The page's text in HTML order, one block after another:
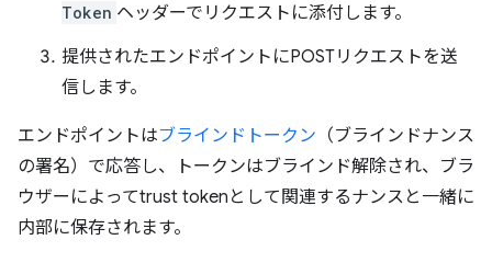
Token ヘッダーでリクエストに添付します。
提供されたエンドポイントにPOSTリクエストを送
信します。
エンドポイントはブラインドトークン （ブラインドナンス
の署名）で応答し、トークンはブラインド解除され、ブラ
ウザーによってtrust tokenとして関連するナンスと一緒に
内部に保存されます。